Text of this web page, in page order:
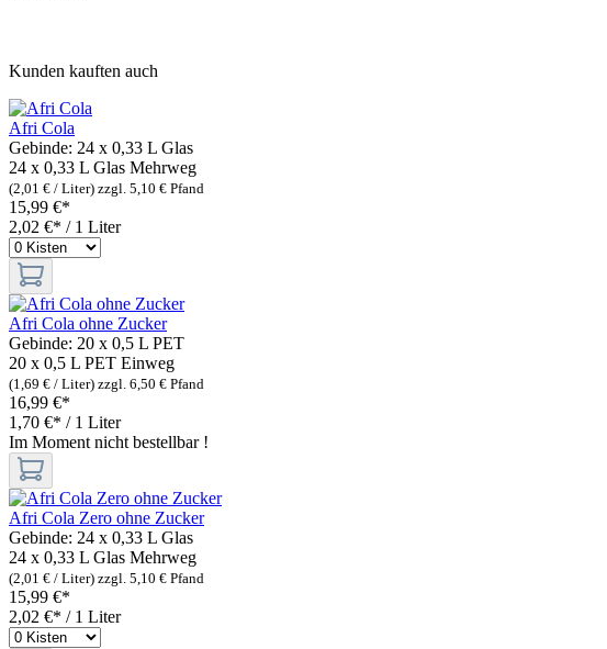
Kunden kauften auch
Afri Cola
Gebinde: 24 x 0,33 L Glas
24 x 0,33 L Glas Mehrweg
(2,01 € / Liter) zzgl. 5,10 € Pfand
15,99 €*
2,02 €* / 1 Liter
Afri Cola ohne Zucker
Gebinde: 20 x 0,5 L PET
20 x 0,5 L PET Einweg
(1,69 € / Liter) zzgl. 6,50 € Pfand
16,99 €*
1,70 €* / 1 Liter
Im Moment nicht bestellbar !
Afri Cola Zero ohne Zucker
Gebinde: 24 x 0,33 L Glas
24 x 0,33 L Glas Mehrweg
(2,01 € / Liter) zzgl. 5,10 € Pfand
15,99 €*
2,02 €* / 1 Liter